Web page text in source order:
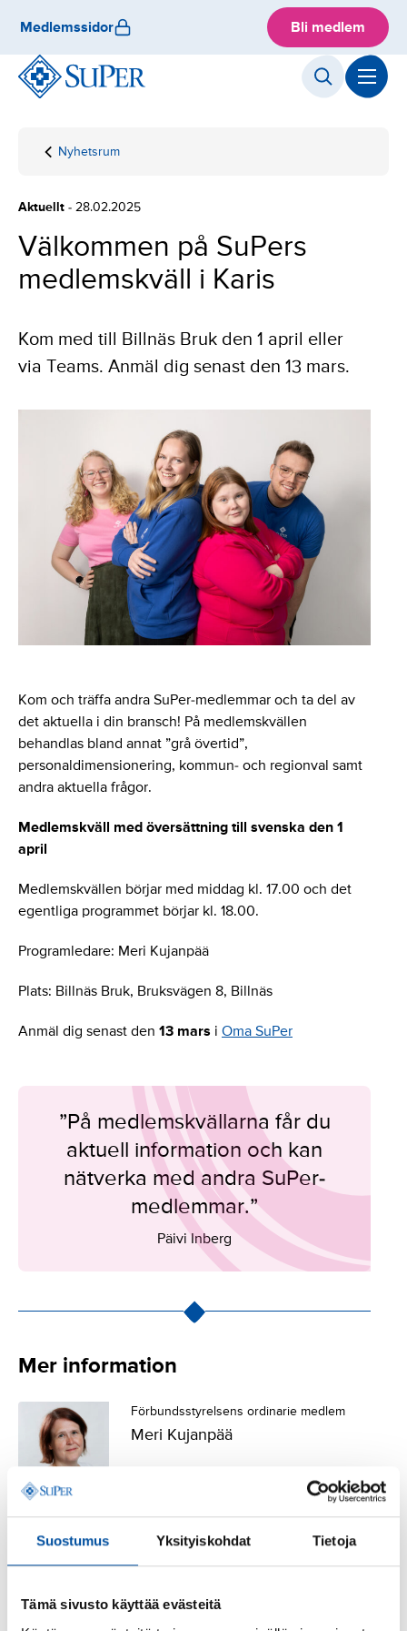
Suostumus Yksityiskohdat Tietoja
Tämä sivusto käyttää evästeitä
content
Medlemssidor Bli medlem
Hemsida
Nyhetsrum
Välkommen
Aktuellt - 28.02.2025
Välkommen på SuPers
medlemskväll i Karis
Kom med till Billnäs Bruk den 1 april eller
via Teams. Anmäl dig senast den 13 mars.
Kom och träffa andra SuPer-medlemmar och ta del av
det aktuella i din bransch! På medlemskvällen
behandlas bland annat ”grå övertid”,
personaldimensionering, kommun- och regionval samt
andra aktuella frågor.
Medlemskväll med översättning till svenska den 1
april
Medlemskvällen börjar med middag kl. 17.00 och det
egentliga programmet börjar kl. 18.00.
Programledare: Meri Kujanpää
Plats: Billnäs Bruk, Bruksvägen 8, Billnäs
Anmäl dig senast den 13 mars i Oma SuPer
”På medlemskvällarna får du
aktuell information och kan
nätverka med andra SuPer-
medlemmar.”
Päivi Inberg
Mer information
Förbundsstyrelsens ordinarie medlem
Meri Kujanpää